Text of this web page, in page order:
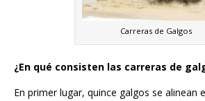
Carreras de Galgos
¿En qué consisten las carreras de
En primer lugar, quince galgos se alinean